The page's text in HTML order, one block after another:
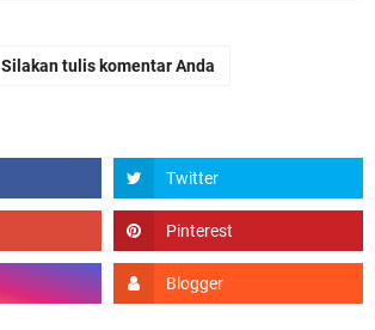
Silakan tulis komentar Anda